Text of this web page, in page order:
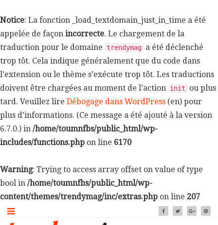
Notice: La fonction _load_textdomain_just_in_time a été
appelée de façon incorrecte. Le chargement de la
traduction pour le domaine
trendymag a été déclenché
trop tôt. Cela indique généralement que du code dans
l’extension ou le thème s’exécute trop tôt. Les traductions
doivent être chargées au moment de l’action init
ou plus
tard. Veuillez lire Débogage dans WordPress (en) pour
plus d’informations. (Ce message a été ajouté à la version
6.7.0.) in /home/toumnfbs/public_html/wp-
includes/functions.php on line 6170
Warning: Trying to access array offset on value of type
bool in /home/toumnfbs/public_html/wp-
content/themes/trendymag/inc/extras.php on line 207